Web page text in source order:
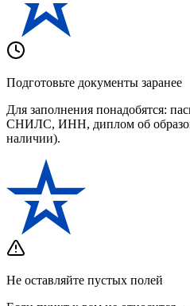
Подготовьте документы заранее
Для заполнения понадобятся:
СНИЛС, ИНН, диплом об
наличии).
Не оставляйте пустых полей